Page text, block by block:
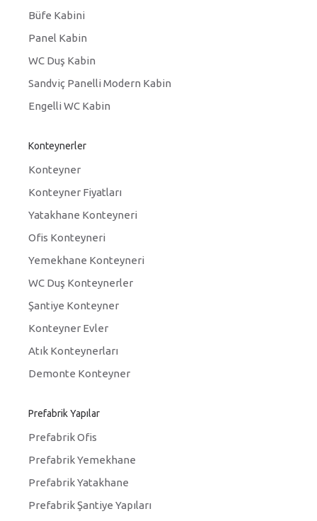
Büfe Kabini
Panel Kabin
WC Duş Kabin
Sandviç Panelli Modern Kabin
Engelli WC Kabin
Konteynerler
Konteyner
Konteyner Fiyatları
Yatakhane Konteyneri
Ofis Konteyneri
Yemekhane Konteyneri
WC Duş Konteynerler
Şantiye Konteyner
Konteyner Evler
Atık Konteynerları
Demonte Konteyner
Prefabrik Yapılar
Prefabrik Ofis
Prefabrik Yemekhane
Prefabrik Yatakhane
Prefabrik Şantiye Yapıları